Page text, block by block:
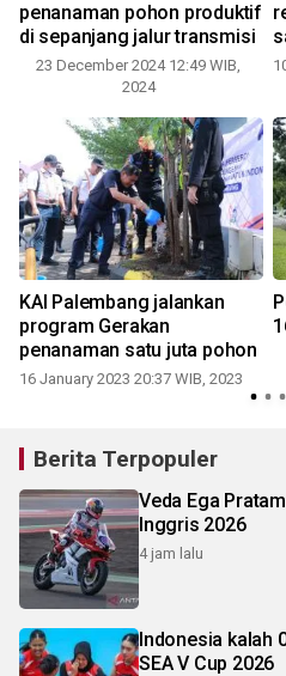
penanaman pohon produktif
di sepanjang jalur transmisi
23 December 2024 12:49 WIB,
2024
KAI Palembang jalankan
program Gerakan
penanaman satu juta pohon
16 January 2023 20:37 WIB, 2023
Berita Terpopuler
Veda Ega
Inggris 2026
4 jam lalu
Indonesia kalah
SEA V Cup 2026